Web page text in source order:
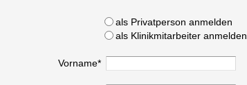
als Privatperson anmelden
als Klinikmitarbeiter anmelden
Vorname*